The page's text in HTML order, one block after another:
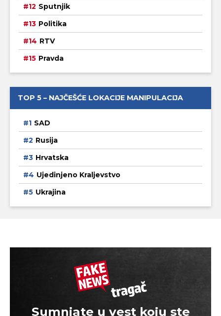
Sputnjik
Politika
RTV
Pravda
TOP 5 – NAJČEŠĆE LOKACIJE MANIPULACIJA
SAD
Rusija
Hrvatska
Ujedinjeno Kraljevstvo
Ukrajina
Sumnjate u vest koju ste